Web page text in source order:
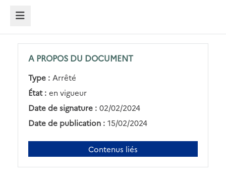
MENU
A PROPOS DU DOCUMENT
Type : Arrêté
État : en vigueur
Date de signature : 02/02/2024
Date de publication : 15/02/2024
Contenus liés